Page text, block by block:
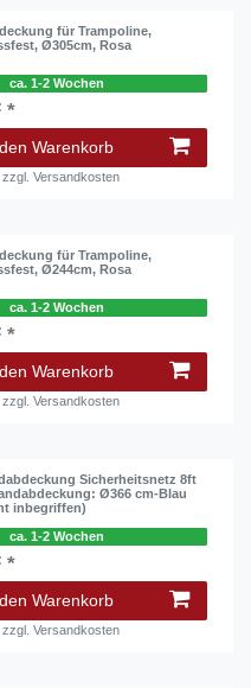
für Trampoline,
Ø305cm, Rosa
ca. 1-2 Wochen
*
Warenkorb
zzgl.Versandkosten
für Trampoline,
Ø244cm, Rosa
ca. 1-2 Wochen
*
Warenkorb
zzgl.Versandkosten
Sicherheitsnetz 8ft
Ø366 cm-Blau
inbegriffen)
ca. 1-2 Wochen
*
Warenkorb
zzgl.Versandkosten